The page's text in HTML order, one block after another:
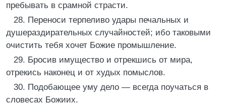
пребывать в срамной страсти.
28. Переноси терпеливо удары печальных и
душераздирательных случайностей; ибо таковыми
очистить тебя хочет Божие промышление.
29. Бросив имущество и отрекшись от мира,
отрекись наконец и от худых помыслов.
30. Подобающее уму дело — всегда поучаться в
словесах Божиих.